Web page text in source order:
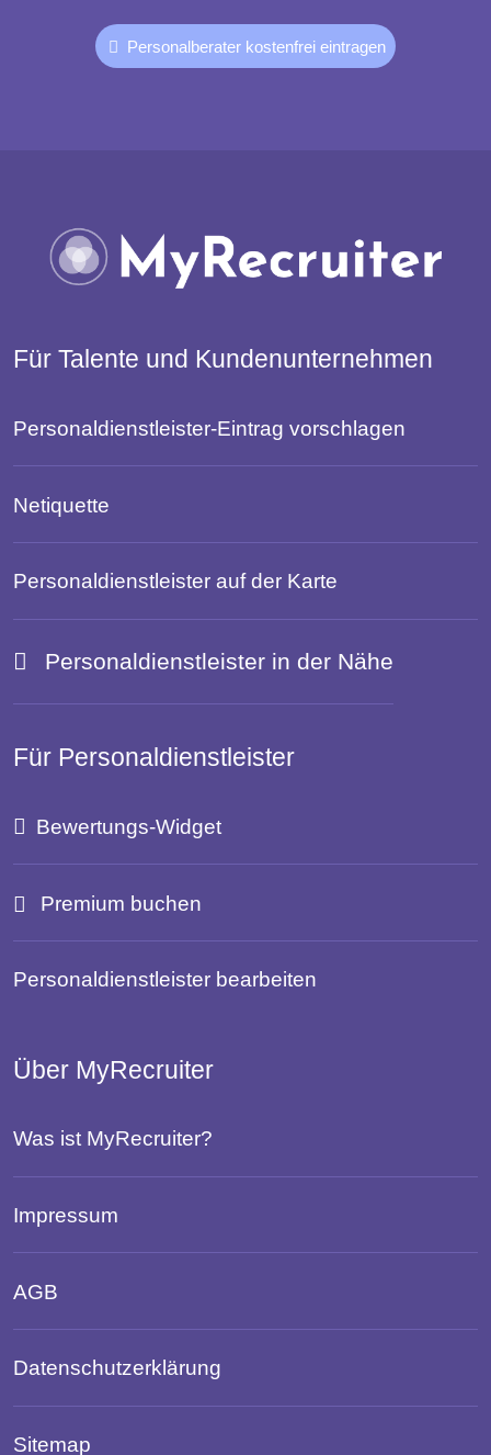
Personalberater kostenfrei eintragen
Für Talente und Kundenunternehmen
Personaldienstleister-Eintrag vorschlagen
Netiquette
Personaldienstleister auf der Karte
Personaldienstleister in der Nähe
Für Personaldienstleister
Bewertungs-Widget
Premium buchen
Personaldienstleister bearbeiten
Über MyRecruiter
Was ist MyRecruiter?
Impressum
AGB
Datenschutzerklärung
Sitemap